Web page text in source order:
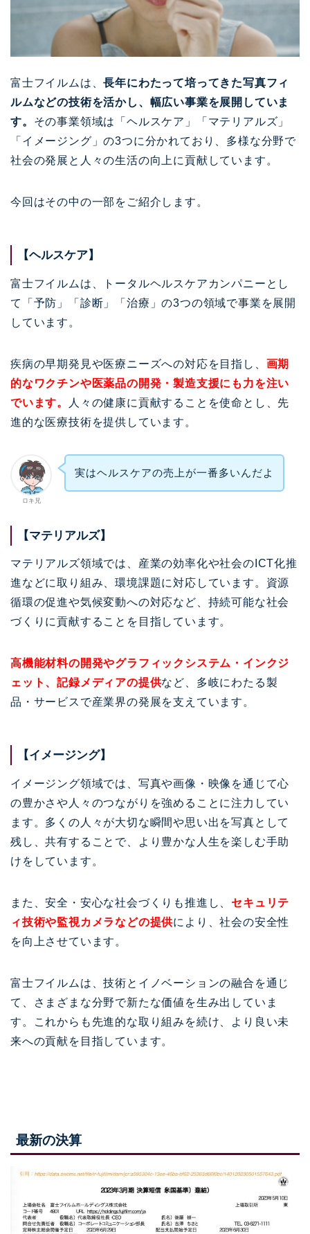
富士フイルムは、長年にわたって培ってきた写真フィ
ルムなどの技術を活かし、幅広い事業を展開していま
す。 その事業領域は「ヘルスケア」「マテリアルズ」
「イメージング」の3つに分かれており、多様な分野で
社会の発展と人々の生活の向上に貢献しています。
今回はその中の一部をご紹介します。
【ヘルスケア】
富士フイルムは、トータルヘルスケアカンパニーとし
て「予防」「診断」「治療」の3つの領域で事業を展開
しています。
疾病の早期発見や医療ニーズへの対応を目指し、 画期
的なワクチンや医薬品の開発・製造支援にも力を注い
でいます。
人々の健康に貢献することを使命とし、先
進的な医療技術を提供しています。
ロキ兄
実はヘルスケアの売上が一番多いんだよ
【マテリアルズ】
マテリアルズ領域では、産業の効率化や社会のICT化推
進などに取り組み、環境課題に対応しています。資源
循環の促進や気候変動への対応など、持続可能な社会
づくりに貢献することを目指しています。
高機能材料の開発やグラフィックシステム・インクジ
ェット、記録メディアの提供など、多岐にわたる製
品・サービスで産業界の発展を支えています。
【イメージング】
イメージング領域では、写真や画像・映像を通じて心
の豊かさや人々のつながりを強めることに注力してい
ます。多くの人々が大切な瞬間や思い出を写真として
残し、共有することで、より豊かな人生を楽しむ手助
けをしています。
また、安全・安心な社会づくりも推進し、 セキュリテ
ィ技術や監視カメラなどの提供により、社会の安全性
を向上させています。
富士フイルムは、技術とイノベーションの融合を通じ
て、さまざまな分野で新たな価値を生み出していま
す。これからも先進的な取り組みを続け、より良い未
来への貢献を目指しています。
最新の決算